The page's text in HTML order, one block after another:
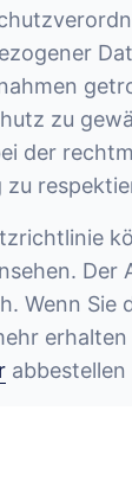
zu
der
Der
Wenn Sie
abbestellen